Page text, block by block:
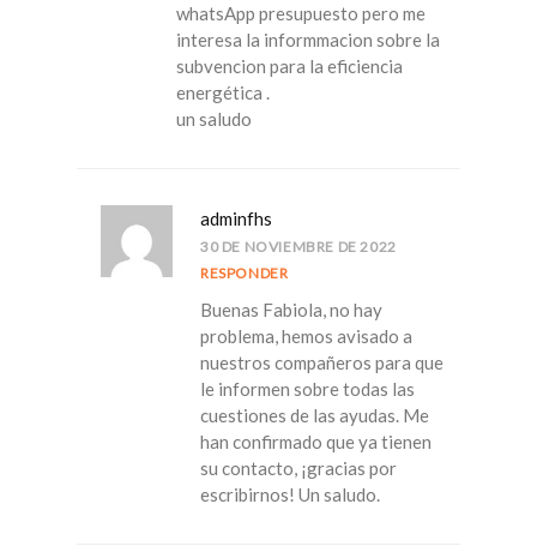
whatsApp presupuesto pero me
interesa la informmacion sobre la
subvencion para la eficiencia
energética .
un saludo
adminfhs
30 DE NOVIEMBRE DE 2022
RESPONDER
Buenas Fabiola, no hay
problema, hemos avisado a
nuestros compañeros para que
le informen sobre todas las
cuestiones de las ayudas. Me
han confirmado que ya tienen
su contacto, ¡gracias por
escribirnos! Un saludo.